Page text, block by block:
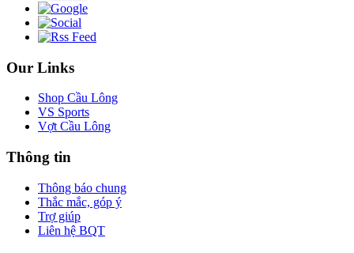
Our Links
Shop Cầu Lông
VS Sports
Vợt Cầu Lông
Thông tin
Thông báo chung
Thắc mắc, góp ý
Trợ giúp
Liên hệ BQT